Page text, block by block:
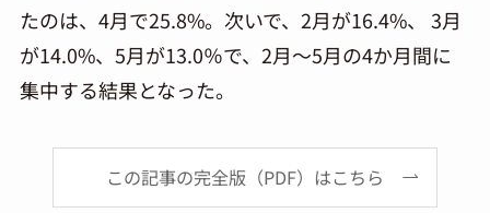
たのは、4月で25.8%。次いで、2月が16.4%、 3月
が14.0%、5月が13.0％で、2月～5月の4か月間に
集中する結果となった。
この記事の完全版（PDF）はこちら